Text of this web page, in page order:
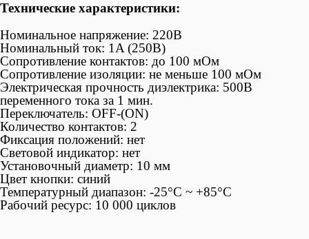
Технические характеристики:
Номинальное напряжение: 220В
Номинальный ток: 1A (250В)
Сопротивление контактов: до 100 мОм
Сопротивление изоляции: не меньше 100 мОм
Электрическая прочность диэлектрика: 500В
переменного тока за 1 мин.
Переключатель: OFF-(ON)
Количество контактов: 2
Фиксация положений: нет
Световой индикатор: нет
Установочный диаметр: 10 мм
Цвет кнопки: синий
Температурный диапазон: -25°С ~ +85°C
Рабочий ресурс: 10 000 циклов